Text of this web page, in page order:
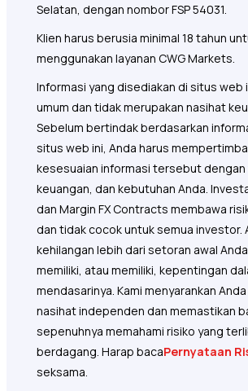
Selatan, dengan nombor FSP 54031.
Klien harus berusia minimal 18 tahun
menggunakan layanan CWG Markets.
Informasi yang disediakan di situs web
umum dan tidak merupakan nasihat
Sebelum bertindak berdasarkan
situs web ini, Anda harus
kesesuaian informasi tersebut
keuangan, dan kebutuhan Anda.
dan Margin FX Contracts membawa
dan tidak cocok untuk semua investor.
kehilangan lebih dari setoran awal
memiliki, atau memiliki, kepentingan
mendasarinya. Kami menyarankan
nasihat independen dan memastikan
sepenuhnya memahami risiko yang
berdagang. Harap bacaPernyataan
seksama.